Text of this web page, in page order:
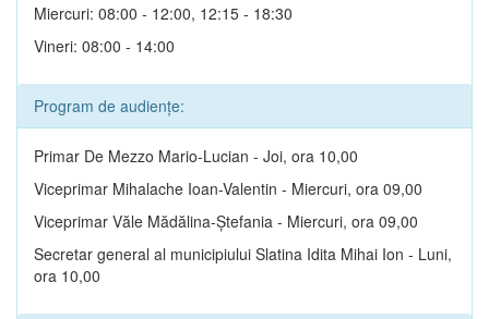
Miercuri: 08:00 - 12:00, 12:15 - 18:30
Vineri: 08:00 - 14:00
Program de audiențe:
Primar De Mezzo Mario-Lucian - Joi, ora 10,00
Viceprimar Mihalache Ioan-Valentin - Miercuri, ora 09,00
Viceprimar Văle Mădălina-Ștefania - Miercuri, ora 09,00
Secretar general al municipiului Slatina Idita Mihai Ion - Luni,
ora 10,00